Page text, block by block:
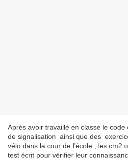
Après avoir travaillé en classe le
de signalisation ainsi que des
vélo dans la cour de l’école , les cm2
test écrit pour vérifier leur